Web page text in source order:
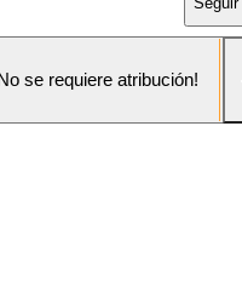
se requiere atribución!